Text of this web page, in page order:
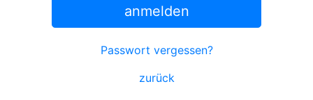
anmelden
Passwort vergessen?
zurück